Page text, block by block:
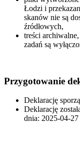
Łodzi i
skanów nie są
źródłowych,
treści
zadań są
Przygotowanie
Deklarację
Deklarację
dnia: 2025-04-27